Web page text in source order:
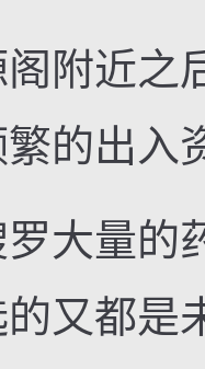
近之
的出入
量的
又都是